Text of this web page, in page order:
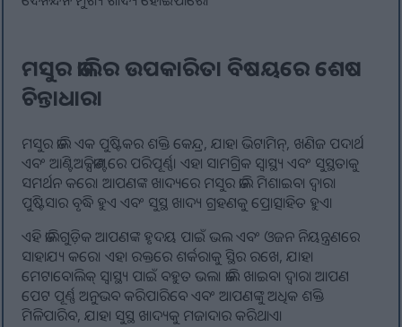
ମସୁର ଡାଲିର ଉପକାରିତା ବିଷୟରେ ଶେଷ
ଚିନ୍ତାଧାରା
ମସୁର ଡାଲି ଏକ ପୁଷ୍ଟିକର ଶକ୍ତି କେନ୍ଦ୍ର, ଯାହା ଭିଟାମିନ୍, ଖଣିଜ ପଦାର୍ଥ
ଏବଂ ଆଣ୍ଟିଅକ୍ସିଡାଣ୍ଟରେ ପରିପୂର୍ଣ୍ଣ। ଏହା ସାମଗ୍ରିକ ସ୍ୱାସ୍ଥ୍ୟ ଏବଂ ସୁସ୍ଥତାକୁ
ସମର୍ଥନ କରେ। ଆପଣଙ୍କ ଖାଦ୍ୟରେ ମସୁର ଡାଲି ମିଶାଇବା ଦ୍ୱାରା
ପୁଷ୍ଟିସାର ବୃଦ୍ଧି ହୁଏ ଏବଂ ସୁସ୍ଥ ଖାଦ୍ୟ ଗ୍ରହଣକୁ ପ୍ରୋତ୍ସାହିତ ହୁଏ।
ଏହି ଡାଲିଗୁଡ଼ିକ ଆପଣଙ୍କ ହୃଦୟ ପାଇଁ ଭଲ ଏବଂ ଓଜନ ନିୟନ୍ତ୍ରଣରେ
ସାହାଯ୍ୟ କରେ। ଏହା ରକ୍ତରେ ଶର୍କରାକୁ ସ୍ଥିର ରଖେ, ଯାହା
ମେଟାବୋଲିକ୍ ସ୍ୱାସ୍ଥ୍ୟ ପାଇଁ ବହୁତ ଭଲ। ଡାଲି ଖାଇବା ଦ୍ୱାରା ଆପଣ
ପେଟ ପୂର୍ଣ୍ଣ ଅନୁଭବ କରିପାରିବେ ଏବଂ ଆପଣଙ୍କୁ ଅଧିକ ଶକ୍ତି
ମିଳିପାରିବ, ଯାହା ସୁସ୍ଥ ଖାଦ୍ୟକୁ ମଜାଦାର କରିଥାଏ।